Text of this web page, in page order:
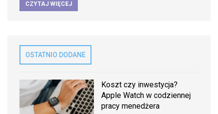
CZYTAJ WIĘCEJ
OSTATNIO DODANE
Koszt czy inwestycja?
Apple Watch w codziennej
pracy menedżera